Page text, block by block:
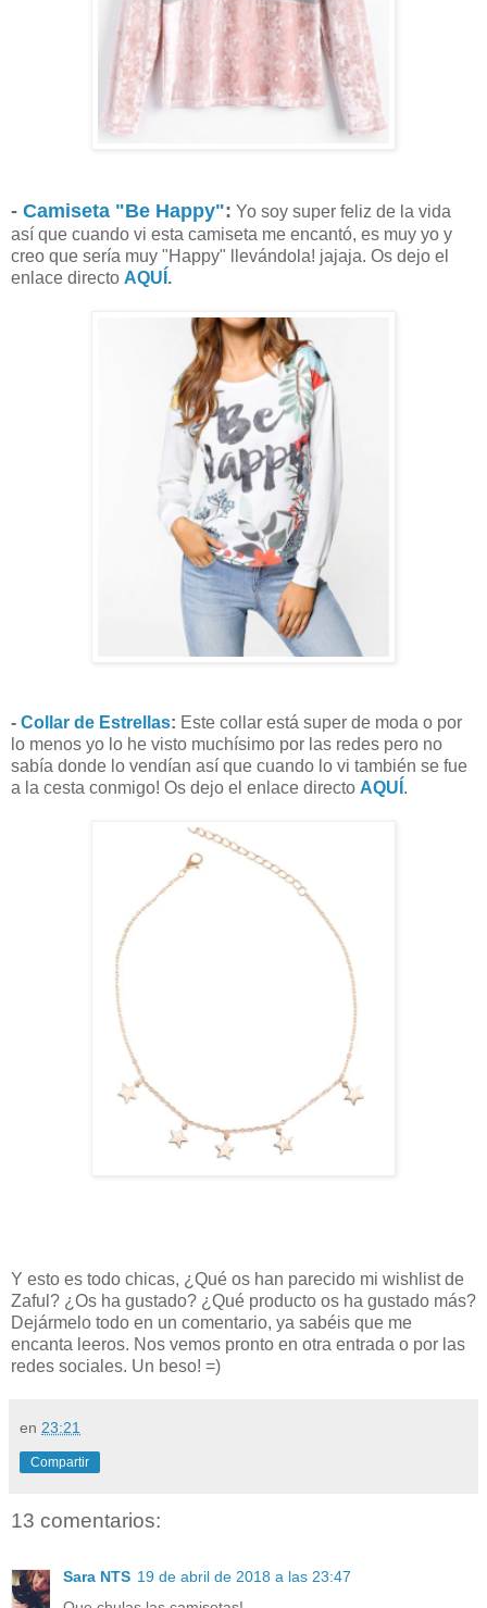
- Camiseta "Be Happy": Yo soy super feliz de la vida
así que cuando vi esta camiseta me encantó, es muy yo y
creo que sería muy "Happy" llevándola! jajaja. Os dejo el
enlace directo AQUÍ .
- Collar de Estrellas: Este collar está super de moda o por
lo menos yo lo he visto muchísimo por las redes pero no
sabía donde lo vendían así que cuando lo vi también se fue
a la cesta conmigo! Os dejo el enlace directo AQUÍ .
Y esto es todo chicas, ¿Qué os han parecido mi wishlist de
Zaful? ¿Os ha gustado? ¿Qué producto os ha gustado más?
Dejármelo todo en un comentario, ya sabéis que me
encanta leeros. Nos vemos pronto en otra entrada o por las
redes sociales. Un beso! =)
en 23:21
Compartir
13 comentarios:
Sara NTS 19 de abril de 2018 a las 23:47